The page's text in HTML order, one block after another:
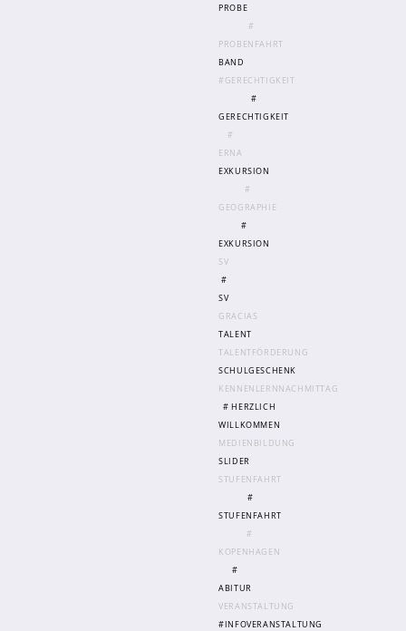
PROBE
#
PROBENFAHRT
BAND
#GERECHTIGKEIT
#
GERECHTIGKEIT
#
ERNA
EXKURSION
#
GEOGRAPHIE
#
EXKURSION
SV
#
SV
GRACIAS
TALENT
TALENTFÖRDERUNG
SCHULGESCHENK
KENNENLERNNACHMITTAG
# HERZLICH
WILLKOMMEN
MEDIENBILDUNG
SLIDER
STUFENFAHRT
#
STUFENFAHRT
#
KOPENHAGEN
#
ABITUR
VERANSTALTUNG
#INFOVERANSTALTUNG